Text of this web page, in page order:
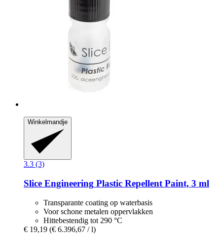
Winkelmandje
3.3 (3)
Slice Engineering Plastic Repellent Paint, 3 ml
Transparante coating op waterbasis
Voor schone metalen oppervlakken
Hittebestendig tot 290 °C
€ 19,19 (€ 6.396,67 / l)